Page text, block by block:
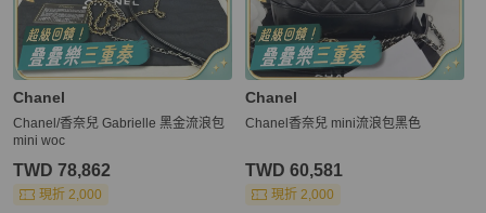
Chanel
Chanel/香奈兒 Gabrielle 黑金流浪包
mini woc
TWD 78,862
現折 2,000
Chanel
Chanel香奈兒 mini流浪包黑色
TWD 60,581
現折 2,000